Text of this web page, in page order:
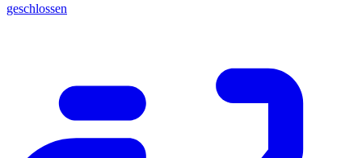
geschlossen